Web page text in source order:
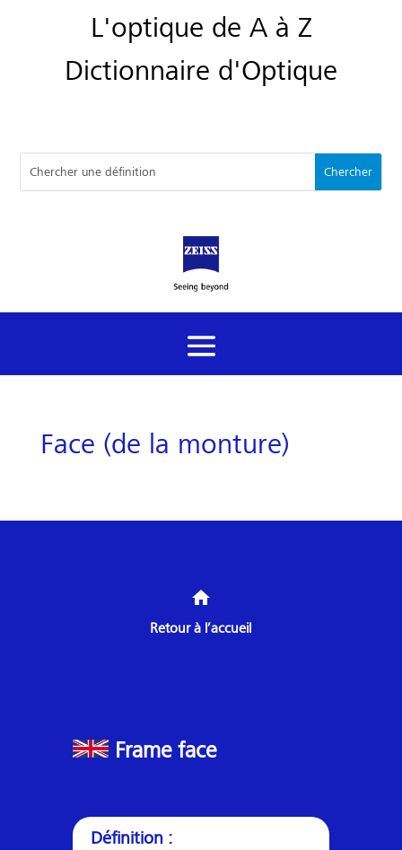
L'optique de A à Z
Dictionnaire d'Optique
Face (de la monture)
home
Retour à l’accueil
Frame face
Définition :